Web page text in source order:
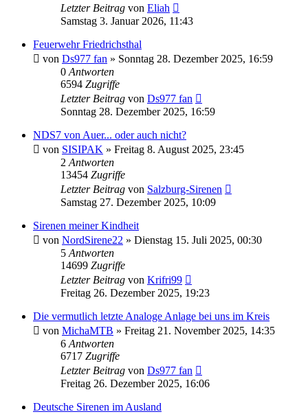
Letzter Beitrag von Eliah
Samstag 3. Januar 2026, 11:43
Feuerwehr Friedrichsthal
von Ds977 fan » Sonntag 28. Dezember 2025, 16:59
0 Antworten
6594 Zugriffe
Letzter Beitrag von Ds977 fan
Sonntag 28. Dezember 2025, 16:59
NDS7 von Auer... oder auch nicht?
von SISIPAK » Freitag 8. August 2025, 23:45
2 Antworten
13454 Zugriffe
Letzter Beitrag von Salzburg-Sirenen
Samstag 27. Dezember 2025, 10:09
Sirenen meiner Kindheit
von NordSirene22 » Dienstag 15. Juli 2025, 00:30
5 Antworten
14699 Zugriffe
Letzter Beitrag von Krifri99
Freitag 26. Dezember 2025, 19:23
Die vermutlich letzte Analoge Anlage bei uns im Kreis
von MichaMTB » Freitag 21. November 2025, 14:35
6 Antworten
6717 Zugriffe
Letzter Beitrag von Ds977 fan
Freitag 26. Dezember 2025, 16:06
Deutsche Sirenen im Ausland